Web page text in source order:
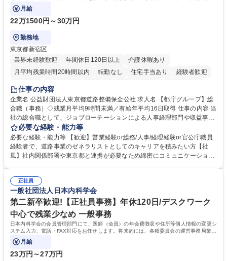
ております！ ※下記業務詳細
月給
22万1500円～30万円
勤務地
東京都新宿区
業界未経験歓迎
年間休日120日以上
介護休暇あり
月平均残業時間20時間以内
転勤なし 住宅手当あり
経験者歓迎
研修あり
退職金あり
駅近5分以内
資格取得手当あり 食事補助あり
仕事の内容
企業名 公益財団法人東京都道路整備保全公社 求人名 【都庁グループ】総
合職（事務）◇残業月平均9時間未満／有給年平均16日取得 仕事の内容 当
社の総合職として、ジョブローテーションによる人事経理部門や収益事業
等のフロント部門の部署等幅広い部署での業務をお任せいたします。研修
制度やキャリア支援が充実しております！ ※下記業務詳細 【業務詳細】■
管理部門：広報、人事、経理など当公社の運営に係る管理業務 ■収益部
門：駐車場の新規開拓、管理運営、新宿駅西口広場の「イベントコーナ
道路施設や道路工事現場の見学ツアー事業 ※入社後は上記いずれかの部門
へ配属。※業務内容変更の範囲：会社の定める業務 募集職種 【都庁グル
ープ】総合職（事務）◇残業月平均9時間未満／有給年平均16日取得
必要な経験・能力等
必要な経験・能力等 【歓迎】営業経験or総務/人事/経理経験or官公庁職員
経験者で、道路事業のゼネラリストとしてのキャリアを積みたい方【社
風】社内関係部署や東京都と連携が必要なため綿密にコミュニケーション
部門など多岐に渡る業務を経験できます。 ■様々なプロジェクト：駐車場
事業の他、新宿駅西口広場内に設置された照明を兼ねた広告「ブライトサ
イン」の管理運営を行うなど、事業収益を生み出す活動を積極的に行って
います。 学歴・資格 学歴：大学院 大学 高専 短大 専修学校 高校 語学力：
資格：
正社員
一般社団法人日本内科学会
第二新卒歓迎!【正社員事務】年休120日/デスクワーク
中心で残業少なめ 一般事務
日本内科学会の会員管理部門にて、医師（会員）の年会費徴収や住所等個人情報の変更シ
ステム入力、電話・FAX対応をお任せします。将来的には、各種委員会の運営事務局業務
などにも幅広く携わっていただきます。
月給
23万円～27万円